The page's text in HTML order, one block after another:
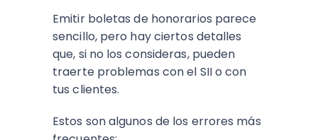
Emitir boletas de honorarios parece
sencillo, pero hay ciertos detalles
que, si no los consideras, pueden
traerte problemas con el SII o con
tus clientes.
Estos son algunos de los errores más